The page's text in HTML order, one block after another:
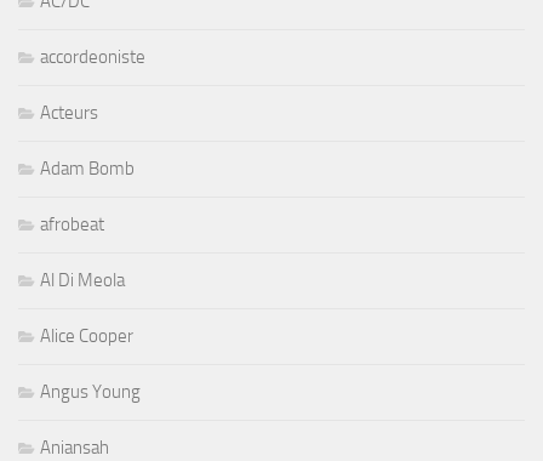
accordeoniste
Acteurs
Adam Bomb
afrobeat
Al Di Meola
Alice Cooper
Angus Young
Aniansah